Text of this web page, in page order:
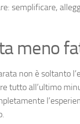
semplificare,
meno
non è soltanto
tutto all’ultimo